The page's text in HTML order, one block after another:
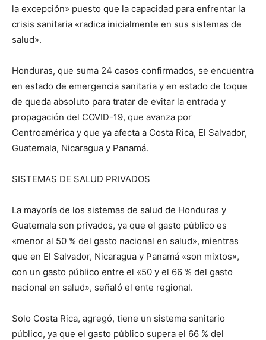
la excepción» puesto que la capacidad para enfrentar la
crisis sanitaria «radica inicialmente en sus sistemas de
salud».
Honduras, que suma 24 casos confirmados, se encuentra
en estado de emergencia sanitaria y en estado de toque
de queda absoluto para tratar de evitar la entrada y
propagación del COVID-19, que avanza por
Centroamérica y que ya afecta a Costa Rica, El Salvador,
Guatemala, Nicaragua y Panamá.
SISTEMAS DE SALUD PRIVADOS
La mayoría de los sistemas de salud de Honduras y
Guatemala son privados, ya que el gasto público es
«menor al 50 % del gasto nacional en salud», mientras
que en El Salvador, Nicaragua y Panamá «son mixtos»,
con un gasto público entre el «50 y el 66 % del gasto
nacional en salud», señaló el ente regional.
Solo Costa Rica, agregó, tiene un sistema sanitario
público, ya que el gasto público supera el 66 % del